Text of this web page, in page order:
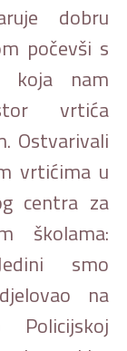
dobru
počevši s
koja nam
vrtića
Ostvarivali
vrtićima u
centra za
školama:
smo
na
Policijskoj